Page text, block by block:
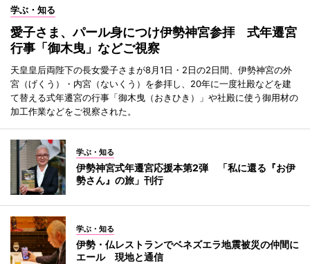
学ぶ・知る
愛子さま、パール身につけ伊勢神宮参拝 式年遷宮
行事「御木曳」などご視察
天皇皇后両陛下の長女愛子さまが8月1日・2日の2日間、伊勢神宮の外
宮（げくう）・内宮（ないくう）を参拝し、20年に一度社殿などを建
て替える式年遷宮の行事「御木曳（おきひき）」や社殿に使う御用材の
加工作業などをご視察された。
学ぶ・知る
伊勢神宮式年遷宮応援本第2弾 「私に還る『お伊
勢さん』の旅」刊行
学ぶ・知る
伊勢・仏レストランでベネズエラ地震被災の仲間に
エール 現地と通信